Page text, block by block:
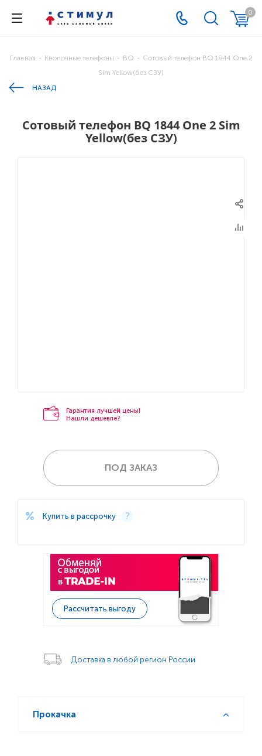
0
Главная - Кнопочные телефоны - BQ - Cотовый телефон BQ 1844 One 2
Sim Yellow(без СЗУ)
НАЗАД
Cотовый телефон BQ 1844 One 2 Sim
Yellow(без СЗУ)
Гарантия лучшей цены!
Нашли дешевле?
ПОД ЗАКАЗ
Купить в рассрочку
Рассчитать выгоду
Доставка в любой регион России
Прокачка